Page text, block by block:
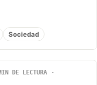
Sociedad
DE LECTURA